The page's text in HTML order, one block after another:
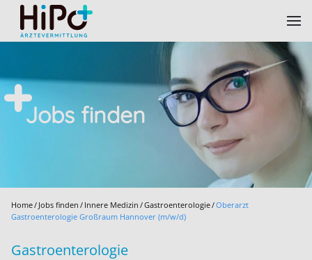
Skip to main content
Jobs finden
Home Jobs finden Innere Medizin Gastroenterologie Oberarzt
Gastroenterologie Großraum Hannover (m/w/d)
Gastroenterologie